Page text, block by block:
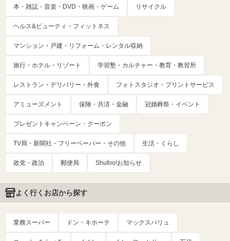
本・雑誌・音楽・DVD・映画・ゲーム リサイクル
ヘルス&ビューティ・フィットネス
マンション・戸建・リフォーム・レンタル収納
旅行・ホテル・リゾート 学習塾・カルチャー・教育・教習所
レストラン・デリバリー・外食 フォトスタジオ・プリントサービス
アミューズメント 保険・共済・金融 冠婚葬祭・イベント
プレゼントキャンペーン・クーポン
TV局・新聞社・フリーペーパー・その他 生活・くらし
政党・政治 郵便局 Shufoo!お知らせ
よく行くお店から探す
業務スーパー ドン・キホーテ マックスバリュ